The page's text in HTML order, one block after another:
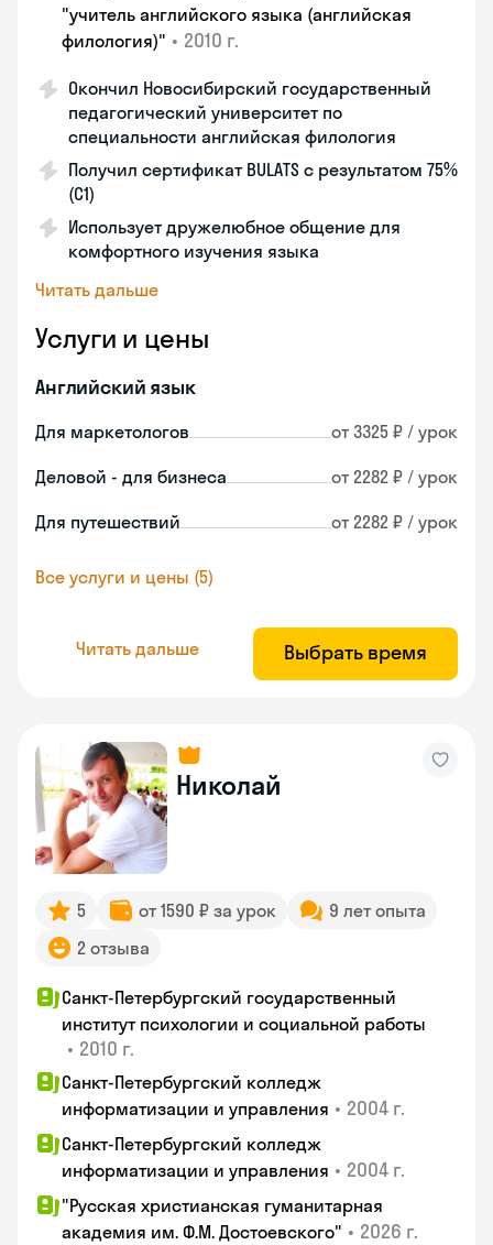
"учитель английского языка (английская
филология)" • 2010 г.
Окончил Новосибирский государственный
педагогический университет по
специальности английская филология
Получил сертификат BULATS с результатом 75%
(C1)
Использует дружелюбное общение для
комфортного изучения языка
Читать дальше
Услуги и цены
Английский язык
Для маркетологов от 3325 ₽ / урок
Деловой - для бизнеса от 2282 ₽ / урок
Для путешествий от 2282 ₽ / урок
Все услуги и цены (5)
Читать дальше Выбрать время
Николай
5 от 1590 ₽ за урок
9 лет опыта
2 отзыва
Санкт-Петербургский государственный
институт психологии и социальной работы
• 2010 г.
Санкт-Петербургский колледж
информатизации и управления • 2004 г.
Санкт-Петербургский колледж
информатизации и управления • 2004 г.
"Русская христианская гуманитарная
академия им. Ф.М. Достоевского" • 2026 г.